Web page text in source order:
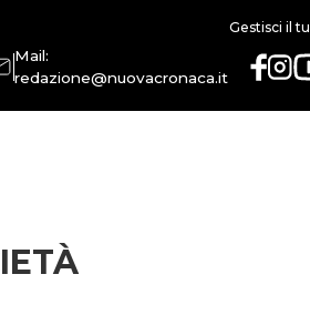
Gestisci il
Mail:
redazione@nuovacronaca.it